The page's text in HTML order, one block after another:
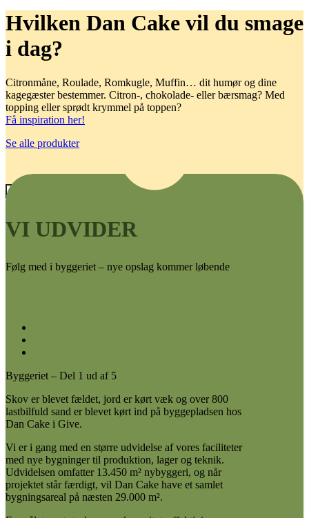
Hvilken Dan Cake vil du smage
i dag?
Citronmåne, Roulade, Romkugle, Muffin… dit humør og dine
kagegæster bestemmer. Citron-, chokolade- eller bærsmag? Med
topping eller sprødt krymmel på toppen?
Få inspiration her!
Se alle produkter
×
VI UDVIDER
Følg med i byggeriet – nye opslag kommer løbende
Byggeriet – Del 1 ud af 5
Skov er blevet fældet, jord er kørt væk og over 800
lastbilfuld sand er blevet kørt ind på byggepladsen hos
Dan Cake i Give.
Vi er i gang med en større udvidelse af vores faciliteter
med nye bygninger til produktion, lager og teknik.
Udvidelsen omfatter 13.450 m² nybyggeri, og når
projektet står færdigt, vil Dan Cake have et samlet
bygningsareal på næsten 29.000 m².